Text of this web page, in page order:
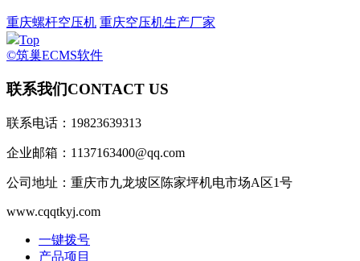
重庆螺杆空压机 重庆空压机生产厂家
Top
©筑巢ECMS软件
联系我们CONTACT US
联系电话：19823639313
企业邮箱：1137163400@qq.com
公司地址：重庆市九龙坡区陈家坪机电市场A区1号
www.cqqtkyj.com
一键拨号
产品项目